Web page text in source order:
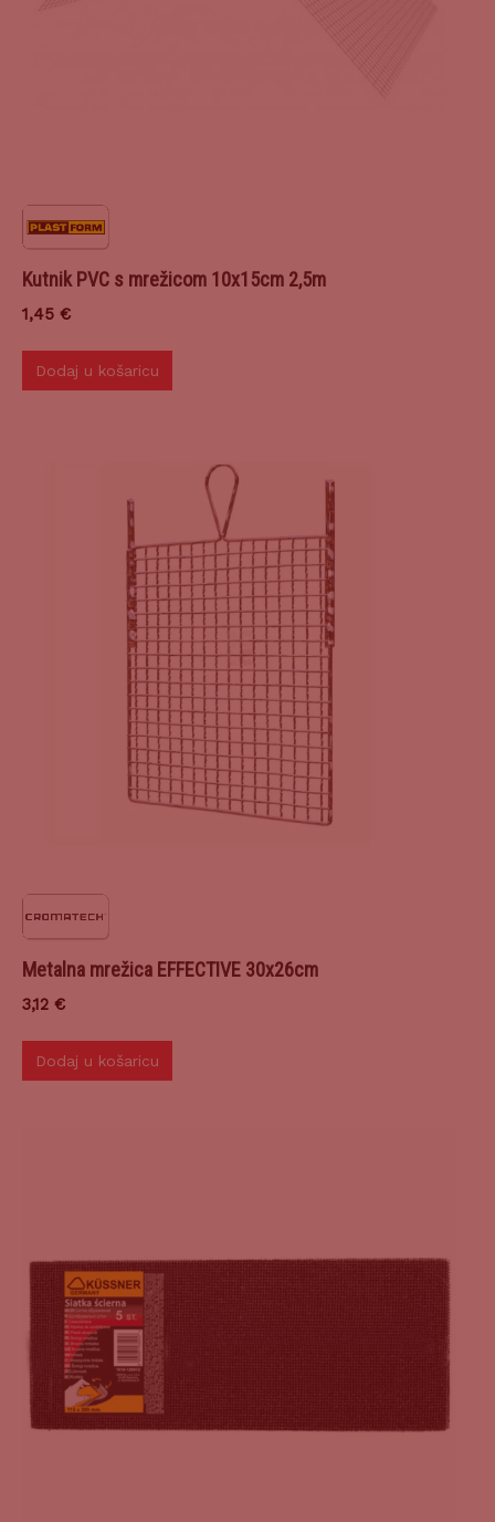
Kutnik PVC s mrežicom 10x15cm 2,5m
1,45 €
Dodaj u košaricu
Metalna mrežica EFFECTIVE 30x26cm
3,12 €
Dodaj u košaricu